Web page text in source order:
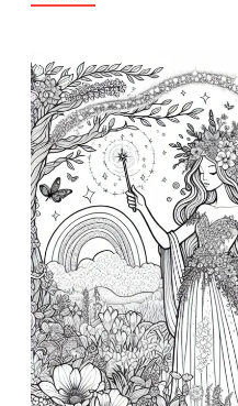
l
i
c
a
t
i
o
n